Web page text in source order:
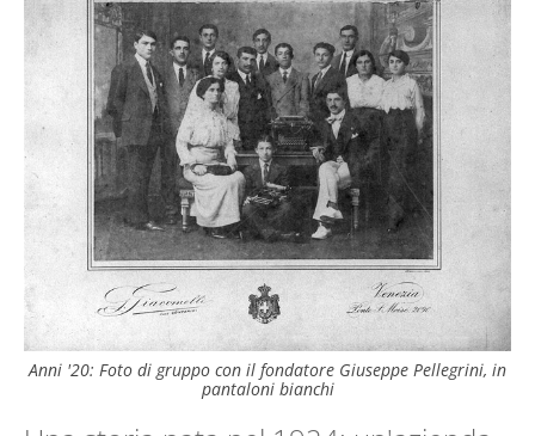
Anni '20: Foto di gruppo con il fondatore Giuseppe Pellegrini, in
pantaloni bianchi